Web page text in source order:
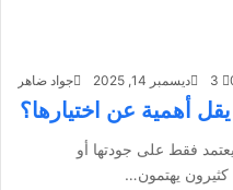
جواد ضاهر ديسمبر 14, 2025
أهمية عن اختيارها؟
فقط على جودتها أو
كثيرون يهتمون…